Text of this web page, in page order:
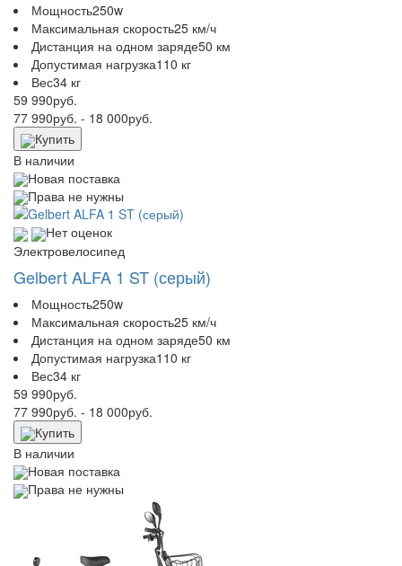
Мощность250w
Максимальная скорость25 км/ч
Дистанция на одном заряде50 км
Допустимая нагрузка110 кг
Вес34 кг
59 990руб.
77 990руб. - 18 000руб.
Купить
В наличии
Новая поставка
Права не нужны
Нет оценок
Электровелосипед
Gelbert ALFA 1 ST (серый)
Мощность250w
Максимальная скорость25 км/ч
Дистанция на одном заряде50 км
Допустимая нагрузка110 кг
Вес34 кг
59 990руб.
77 990руб. - 18 000руб.
Купить
В наличии
Новая поставка
Права не нужны